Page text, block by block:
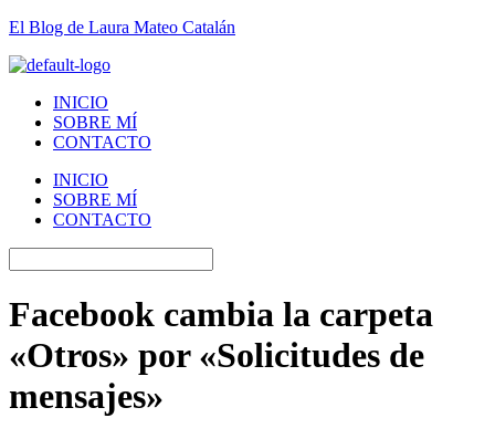
El Blog de Laura Mateo Catalán
INICIO
SOBRE MÍ
CONTACTO
INICIO
SOBRE MÍ
CONTACTO
Facebook cambia la carpeta
«Otros» por «Solicitudes de
mensajes»